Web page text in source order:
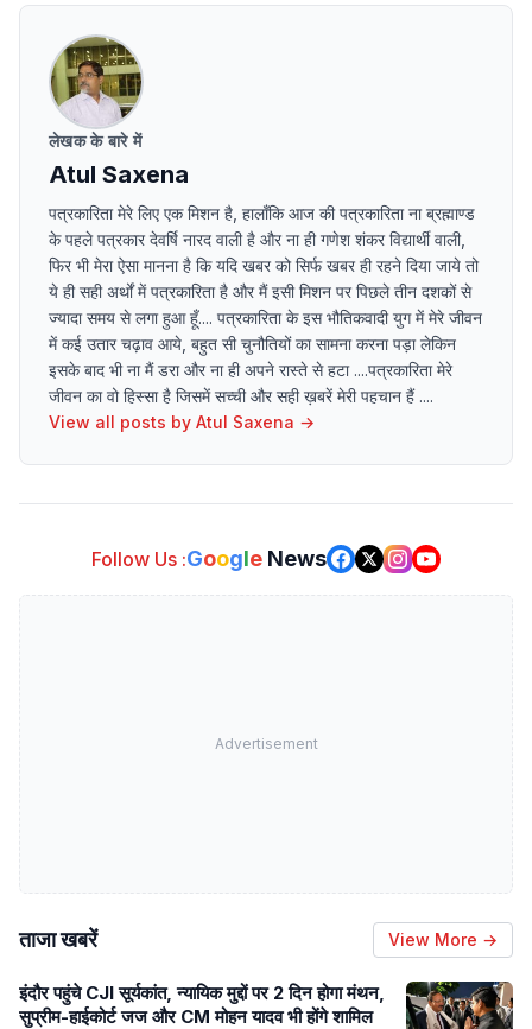
लेखक के बारे में
Atul Saxena
पत्रकारिता मेरे लिए एक मिशन है, हालाँकि आज की पत्रकारिता ना ब्रह्माण्ड
के पहले पत्रकार देवर्षि नारद वाली है और ना ही गणेश शंकर विद्यार्थी वाली,
फिर भी मेरा ऐसा मानना है कि यदि खबर को सिर्फ खबर ही रहने दिया जाये तो
ये ही सही अर्थों में पत्रकारिता है और मैं इसी मिशन पर पिछले तीन दशकों से
ज्यादा समय से लगा हुआ हूँ.... पत्रकारिता के इस भौतिकवादी युग में मेरे जीवन
में कई उतार चढ़ाव आये, बहुत सी चुनौतियों का सामना करना पड़ा लेकिन
इसके बाद भी ना मैं डरा और ना ही अपने रास्ते से हटा ....पत्रकारिता मेरे
जीवन का वो हिस्सा है जिसमें सच्ची और सही ख़बरें मेरी पहचान हैं ....
View all posts by Atul Saxena →
Follow Us :Google News
Advertisement
ताजा खबरें View More →
इंदौर पहुंचे CJI सूर्यकांत, न्यायिक मुद्दों पर 2 दिन होगा मंथन,
सुप्रीम-हाईकोर्ट जज और CM मोहन यादव भी होंगे शामिल